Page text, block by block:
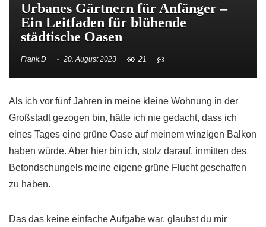
Urbanes Gärtnern für Anfänger –
Ein Leitfaden für blühende
städtische Oasen
Frank.D 20. August 2023 21
Als ich vor fünf Jahren in meine kleine Wohnung in der
Großstadt gezogen bin, hätte ich nie gedacht, dass ich
eines Tages eine grüne Oase auf meinem winzigen Balkon
haben würde. Aber hier bin ich, stolz darauf, inmitten des
Betondschungels meine eigene grüne Flucht geschaffen
zu haben.
Das das keine einfache Aufgabe war, glaubst du mir